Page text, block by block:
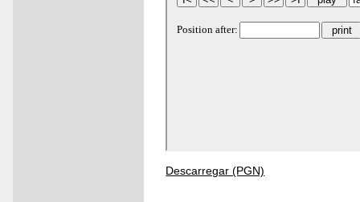
Descarregar (PGN)